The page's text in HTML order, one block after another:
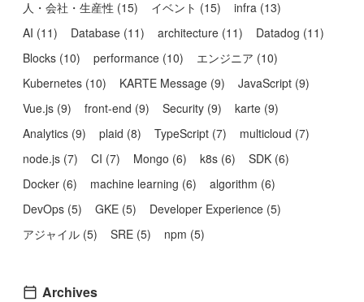
人・会社・生産性 (15) イベント (15) infra (13)
AI (11) Database (11) architecture (11) Datadog (11)
Blocks (10) performance (10) エンジニア (10)
Kubernetes (10) KARTE Message (9) JavaScript (9)
Vue.js (9) front-end (9) Security (9) karte (9)
Analytics (9) plaid (8) TypeScript (7) multicloud (7)
node.js (7) CI (7) Mongo (6) k8s (6) SDK (6)
Docker (6) machine learning (6) algorithm (6)
DevOps (5) GKE (5) Developer Experience (5)
アジャイル (5) SRE (5) npm (5)
Archives